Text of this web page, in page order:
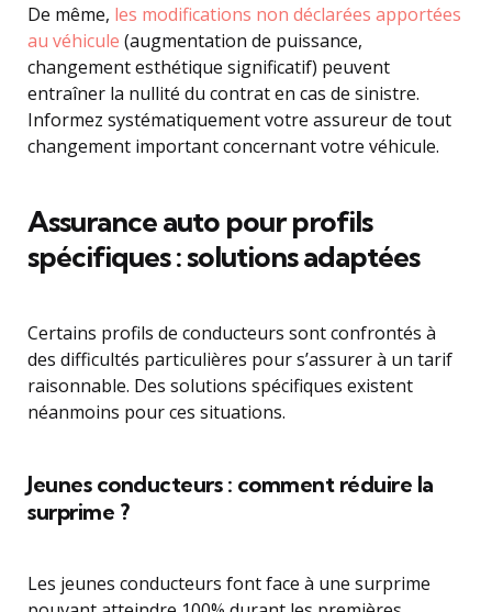
De même, les modifications non déclarées apportées
au véhicule (augmentation de puissance,
changement esthétique significatif) peuvent
entraîner la nullité du contrat en cas de sinistre.
Informez systématiquement votre assureur de tout
changement important concernant votre véhicule.
Assurance auto pour profils
spécifiques : solutions adaptées
Certains profils de conducteurs sont confrontés à
des difficultés particulières pour s’assurer à un tarif
raisonnable. Des solutions spécifiques existent
néanmoins pour ces situations.
Jeunes conducteurs : comment réduire la
surprime ?
Les jeunes conducteurs font face à une surprime